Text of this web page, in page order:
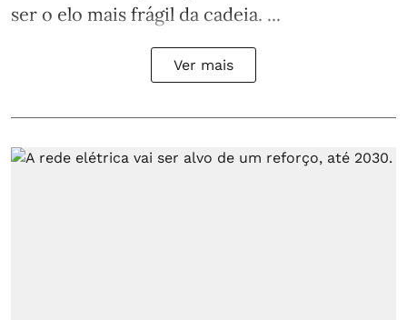
ser o elo mais frágil da cadeia. ...
Ver mais